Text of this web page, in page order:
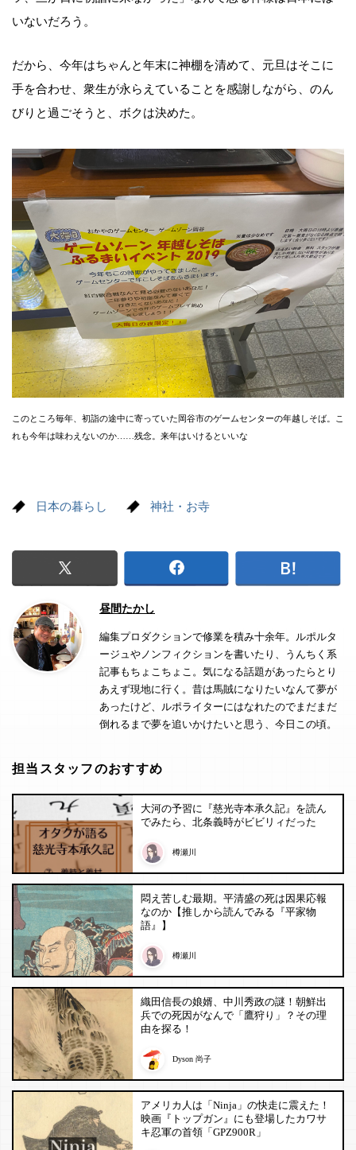
いないだろう。
だから、今年はちゃんと年末に神棚を清めて、元旦はそこに
手を合わせ、衆生が永らえていることを感謝しながら、のん
びりと過ごそうと、ボクは決めた。
このところ毎年、初詣の途中に寄っていた岡谷市のゲームセンターの年越しそば。こ
れも今年は味わえないのか……残念。来年はいけるといいな
日本の暮らし 神社・お寺
昼間たかし
編集プロダクションで修業を積み十余年。ルポルタ
ージュやノンフィクションを書いたり、うんちく系
記事もちょこちょこ。気になる話題があったらとり
あえず現地に行く。昔は馬賊になりたいなんて夢が
あったけど、ルポライターにはなれたのでまだまだ
倒れるまで夢を追いかけたいと思う、今日この頃。
担当スタッフのおすすめ
大河の予習に『慈光寺本承久記』を読ん
でみたら、北条義時がビビリィだった
樽瀬川
悶え苦しむ最期。平清盛の死は因果応報
なのか【推しから読んでみる『平家物
語』】
樽瀬川
織田信長の娘婿、中川秀政の謎！朝鮮出
兵での死因がなんで「鷹狩り」？その理
由を探る！
Dyson 尚子
アメリカ人は「Ninja」の快走に震えた！
映画『トップガン』にも登場したカワサ
キ忍軍の首領「GPZ900R」